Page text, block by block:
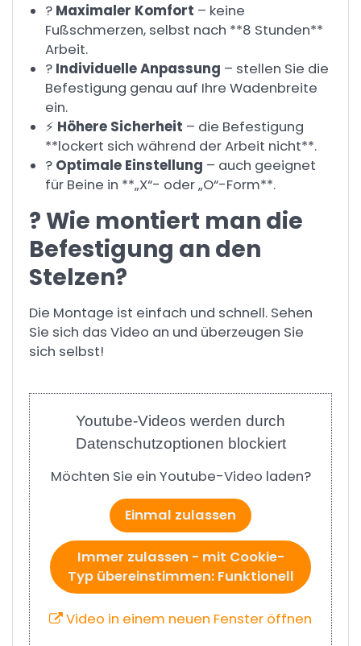
? Maximaler Komfort – keine
Fußschmerzen, selbst nach **8 Stunden**
Arbeit.
? Individuelle Anpassung – stellen Sie die
Befestigung genau auf Ihre Wadenbreite
ein.
⚡ Höhere Sicherheit – die Befestigung
**lockert sich während der Arbeit nicht**.
? Optimale Einstellung – auch geeignet
für Beine in **„X“- oder „O“-Form**.
? Wie montiert man die
Befestigung an den
Stelzen?
Die Montage ist einfach und schnell. Sehen
Sie sich das Video an und überzeugen Sie
sich selbst!
Youtube-Videos werden durch
Datenschutzoptionen blockiert
Möchten Sie ein Youtube-Video laden?
Einmal zulassen
Immer zulassen - mit Cookie-
Typ übereinstimmen: Funktionell
Video in einem neuen Fenster öffnen